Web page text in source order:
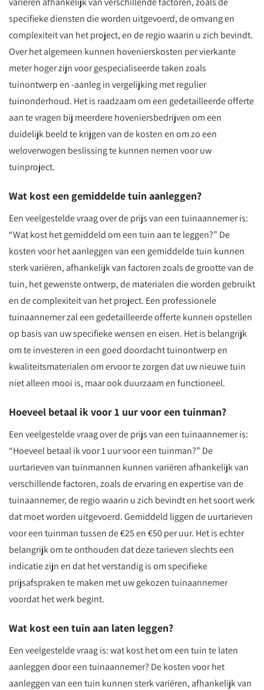
specifieke diensten die worden uitgevoerd, de omvang en
complexiteit van het project, en de regio waarin u zich bevindt.
Over het algemeen kunnen hovenierskosten per vierkante
meter hoger zijn voor gespecialiseerde taken zoals
tuinontwerp en -aanleg in vergelijking met regulier
tuinonderhoud. Het is raadzaam om een gedetailleerde offerte
aan te vragen bij meerdere hoveniersbedrijven om een
duidelijk beeld te krijgen van de kosten en om zo een
weloverwogen beslissing te kunnen nemen voor uw
tuinproject.
Wat kost een gemiddelde tuin aanleggen?
Een veelgestelde vraag over de prijs van een tuinaannemer is:
“Wat kost het gemiddeld om een tuin aan te leggen?” De
kosten voor het aanleggen van een gemiddelde tuin kunnen
sterk variëren, afhankelijk van factoren zoals de grootte van de
tuin, het gewenste ontwerp, de materialen die worden gebruikt
en de complexiteit van het project. Een professionele
tuinaannemer zal een gedetailleerde offerte kunnen opstellen
op basis van uw specifieke wensen en eisen. Het is belangrijk
om te investeren in een goed doordacht tuinontwerp en
kwaliteitsmaterialen om ervoor te zorgen dat uw nieuwe tuin
niet alleen mooi is, maar ook duurzaam en functioneel.
Hoeveel betaal ik voor 1 uur voor een tuinman?
Een veelgestelde vraag over de prijs van een tuinaannemer is:
“Hoeveel betaal ik voor 1 uur voor een tuinman?” De
uurtarieven van tuinmannen kunnen variëren afhankelijk van
verschillende factoren, zoals de ervaring en expertise van de
tuinaannemer, de regio waarin u zich bevindt en het soort werk
dat moet worden uitgevoerd. Gemiddeld liggen de uurtarieven
voor een tuinman tussen de €25 en €50 per uur. Het is echter
belangrijk om te onthouden dat deze tarieven slechts een
indicatie zijn en dat het verstandig is om specifieke
prijsafspraken te maken met uw gekozen tuinaannemer
voordat het werk begint.
Wat kost een tuin aan laten leggen?
Een veelgestelde vraag is: wat kost het om een tuin te laten
aanleggen door een tuinaannemer? De kosten voor het
aanleggen van een tuin kunnen sterk variëren, afhankelijk van